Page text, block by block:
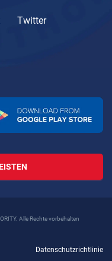
Twitter
Alle Rechte vorbehalten
Datenschutzrichtlinie